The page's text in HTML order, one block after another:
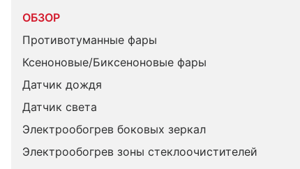
ОБЗОР
Противотуманные фары
Ксеноновые/Биксеноновые фары
Датчик дождя
Датчик света
Электрообогрев боковых зеркал
Электрообогрев зоны стеклоочистителей